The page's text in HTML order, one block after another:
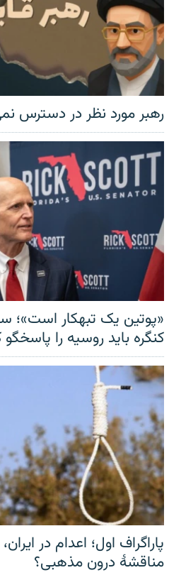
رهبر مورد نظر در دسترس
«پوتین یک تبهکار است»؛
کنگره باید روسیه را پاسخگو
پاراگراف اول؛ اعدام در
مناقشهٔ درون مذهبی؟